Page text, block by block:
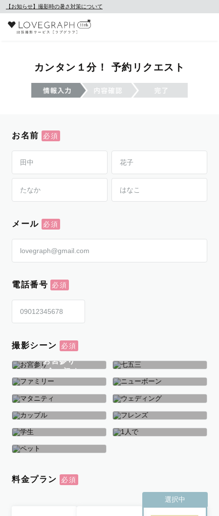
【お知らせ】撮影時の暑さ対策について
カンタン１分！ 予約リクエスト
お名前
メール
電話番号
撮影シーン
お宮参り
お食い初め
七五三
ファミリー ニューボーン
マタニティ ウェディング
カップル フレンズ
学生
料金プラン
選択中